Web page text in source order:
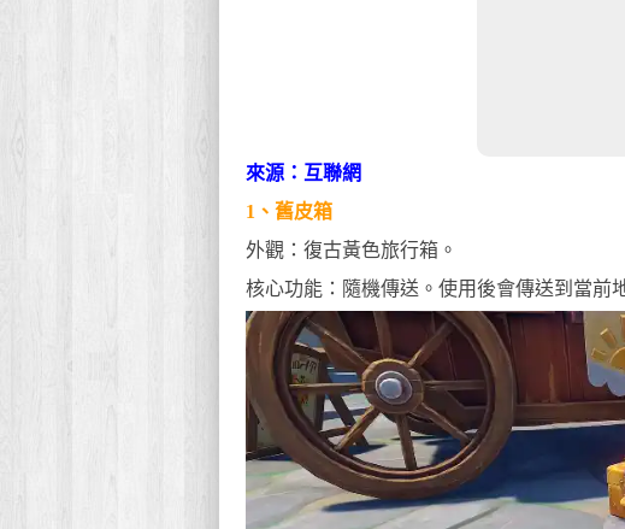
來源：互聯網
1、舊皮箱
外觀：復古黃色旅行箱。
核心功能：隨機傳送。使用後會傳送到當前